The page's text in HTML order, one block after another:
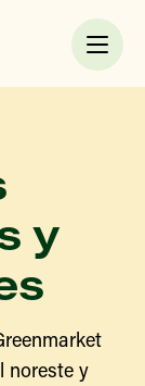
y
noreste y